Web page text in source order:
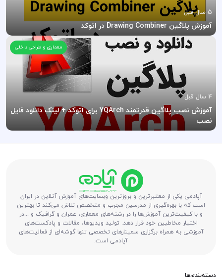
5 سال قبل
آموزش پلاگین Drawing Combiner در اتوکد
معماری و طراحی داخلی
4 سال قبل
آموزش نصب پلاگین قدرتمند YQArch برای اتوکد + لینک دانلود فایل
نصب
آپادمی یکی از معتبرترین و بروزترین وبسایت‌های آموزش آنلاین در ایران
است که با بهره‌گیری از مدرسین مجرب و متخصص تلاش می‌کند تا بهترین
و با کیفیت‌ترین آموزش‌ها را در رشته‌های معماری، عمران و گرافیک و ...در
اختیار مخاطبین خود قرار دهد. تولید ویدیوها، مقالات و پادکست‌های
آموزشی به همراه برگزاری سمینارهای تخصصی تنها گوشه‌ای از فعالیت‌های
آپادمی است.